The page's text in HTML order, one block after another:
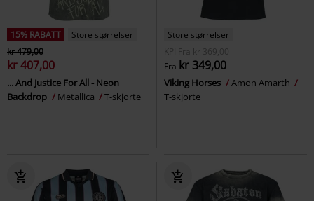
15% RABATT
Store størrelser
kr 479,00
kr 407,00
... And Justice For All - Neon
Backdrop
Metallica T-skjorte
Store størrelser
KPI
Fra kr 369,00
Fra kr 349,00
Viking Horses
Amon Amarth
T-skjorte